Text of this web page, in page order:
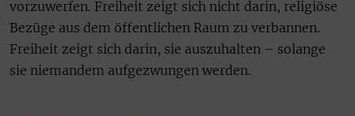
vorzuwerfen. Freiheit zeigt sich nicht darin, religiöse
Bezüge aus dem öffentlichen Raum zu verbannen.
Freiheit zeigt sich darin, sie auszuhalten – solange
sie niemandem aufgezwungen werden.